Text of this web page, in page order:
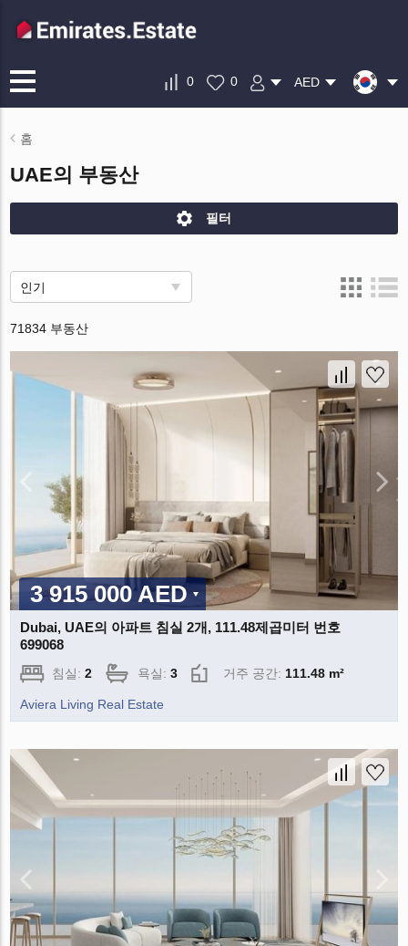
0 0 AED
홈
UAE의 부동산
필터
인기
71834 부동산
3 915 000 AED
Dubai, UAE의 아파트 침실 2개, 111.48제곱미터 번호
699068
침실:2 욕실:3 거주 공간: 111.48 m²
Aviera Living Real Estate